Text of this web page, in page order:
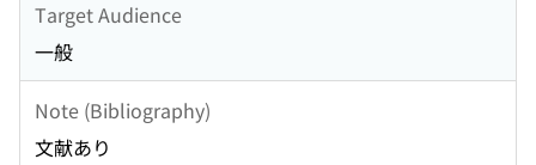
Target Audience
一般
Note (Bibliography)
文献あり